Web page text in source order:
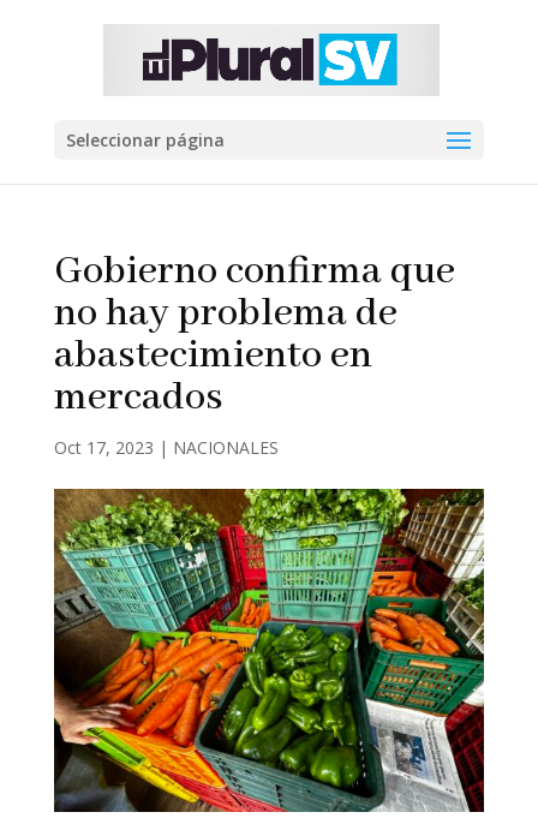
Seleccionar página
Gobierno confirma que
no hay problema de
abastecimiento en
mercados
Oct 17, 2023 | NACIONALES